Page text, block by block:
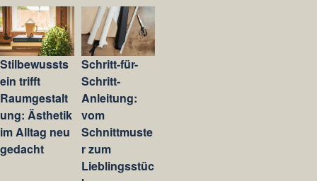
Stilbewussts
ein trifft
Raumgestalt
ung: Ästhetik
im Alltag neu
gedacht
Schritt-für-
Schritt-
Anleitung:
vom
Schnittmuste
r zum
Lieblingsstüc